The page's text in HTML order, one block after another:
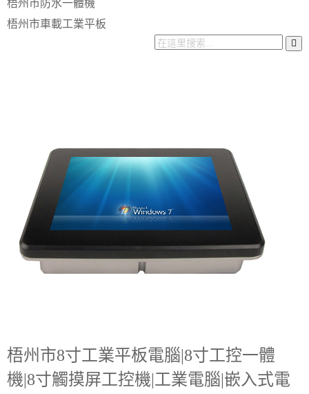
梧州市防水一體機
梧州市車載工業平板
梧州市8寸工業平板電腦|8寸工控一體
機|8寸觸摸屏工控機|工業電腦|嵌入式電